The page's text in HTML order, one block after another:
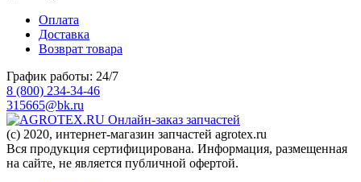
Оплата
Доставка
Возврат товара
График работы: 24/7
8 (800) 234-34-46
315665@bk.ru
Онлайн-заказ запчастей
(c) 2020, интернет-магазин запчастей agrotex.ru
Вся продукция сертифицирована. Информация, размещенная
на сайте, не является публичной офертой.